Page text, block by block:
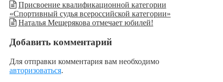
Присвоение квалификационной категории
«Спортивный судья всероссийской категории»
Наталья Мещерякова отмечает юбилей!
Добавить комментарий
Для отправки комментария вам необходимо
авторизоваться.